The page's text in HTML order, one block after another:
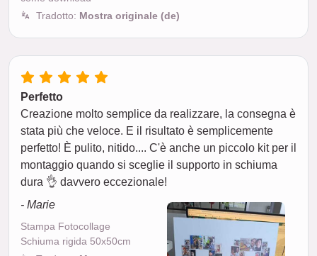
Tradotto: Mostra originale (de)
Perfetto
Creazione molto semplice da realizzare, la consegna è
stata più che veloce. E il risultato è semplicemente
perfetto! È pulito, nitido.... C'è anche un piccolo kit per il
montaggio quando si sceglie il supporto in schiuma
dura 👌 davvero eccezionale!
- Marie
Stampa Fotocollage
Schiuma rigida 50x50cm